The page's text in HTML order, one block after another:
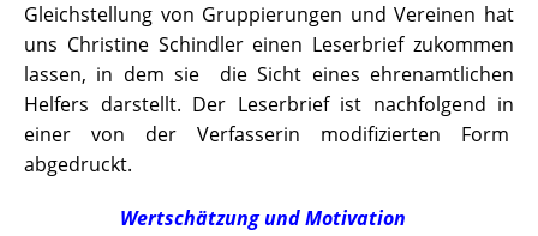
Gleichstellung von Gruppierungen und Vereinen hat
uns Christine Schindler einen Leserbrief zukommen
lassen, in dem sie die Sicht eines ehrenamtlichen
Helfers darstellt. Der Leserbrief ist nachfolgend in
einer von der Verfasserin modifizierten Form
abgedruckt.
Wertschätzung und Motivation